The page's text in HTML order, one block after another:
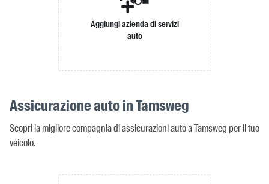
Aggiungi azienda di servizi
auto
Assicurazione auto in Tamsweg
Scopri la migliore compagnia di assicurazioni auto a Tamsweg per il tuo
veicolo.